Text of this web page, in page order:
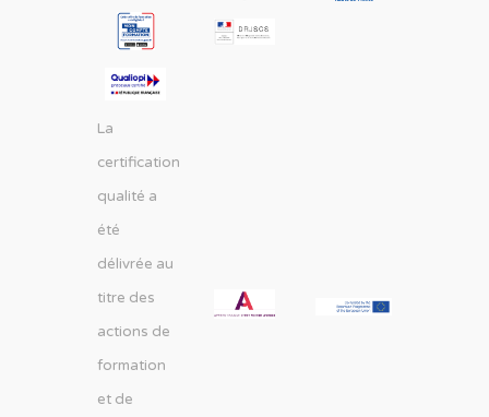
La
certification
qualité a
été
délivrée au
titre des
actions de
formation
et de